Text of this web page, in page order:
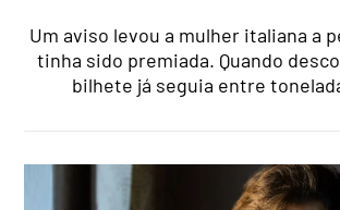
Um aviso levou a mulher italiana a
tinha sido premiada. Quando
bilhete já seguia entre